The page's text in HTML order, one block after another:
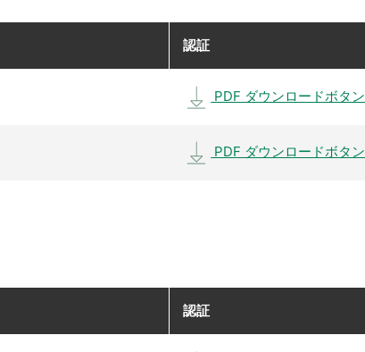
認証
PDF ダウンロードボタン
PDF ダウンロードボタン
認証